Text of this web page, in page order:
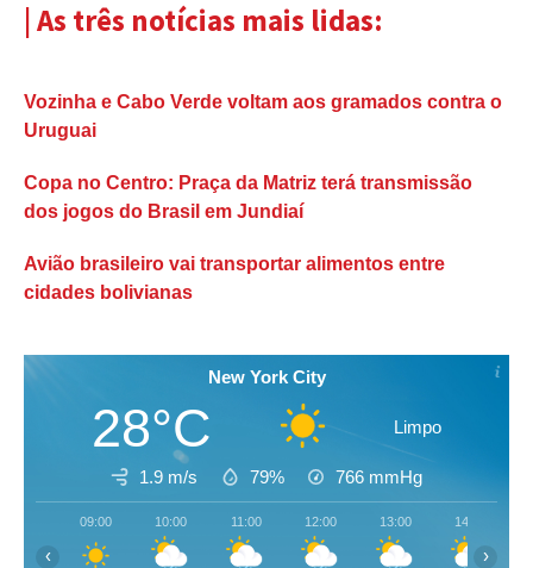
| As três notícias mais lidas:
Vozinha e Cabo Verde voltam aos gramados contra o
Uruguai
Copa no Centro: Praça da Matriz terá transmissão
dos jogos do Brasil em Jundiaí
Avião brasileiro vai transportar alimentos entre
cidades bolivianas
New York City
28°C Limpo
1.9 m/s 79% 766 mmHg
09:00 10:00 11:00 12:00 13:00 14:00
‹ ›